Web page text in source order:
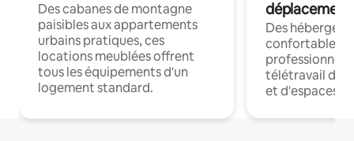
Des cabanes de montagne
paisibles aux appartements
urbains pratiques, ces
locations meublées offrent
tous les équipements d'un
logement standard.
déplacement
Des
confortables
professionnels
télétravail
et d'espaces